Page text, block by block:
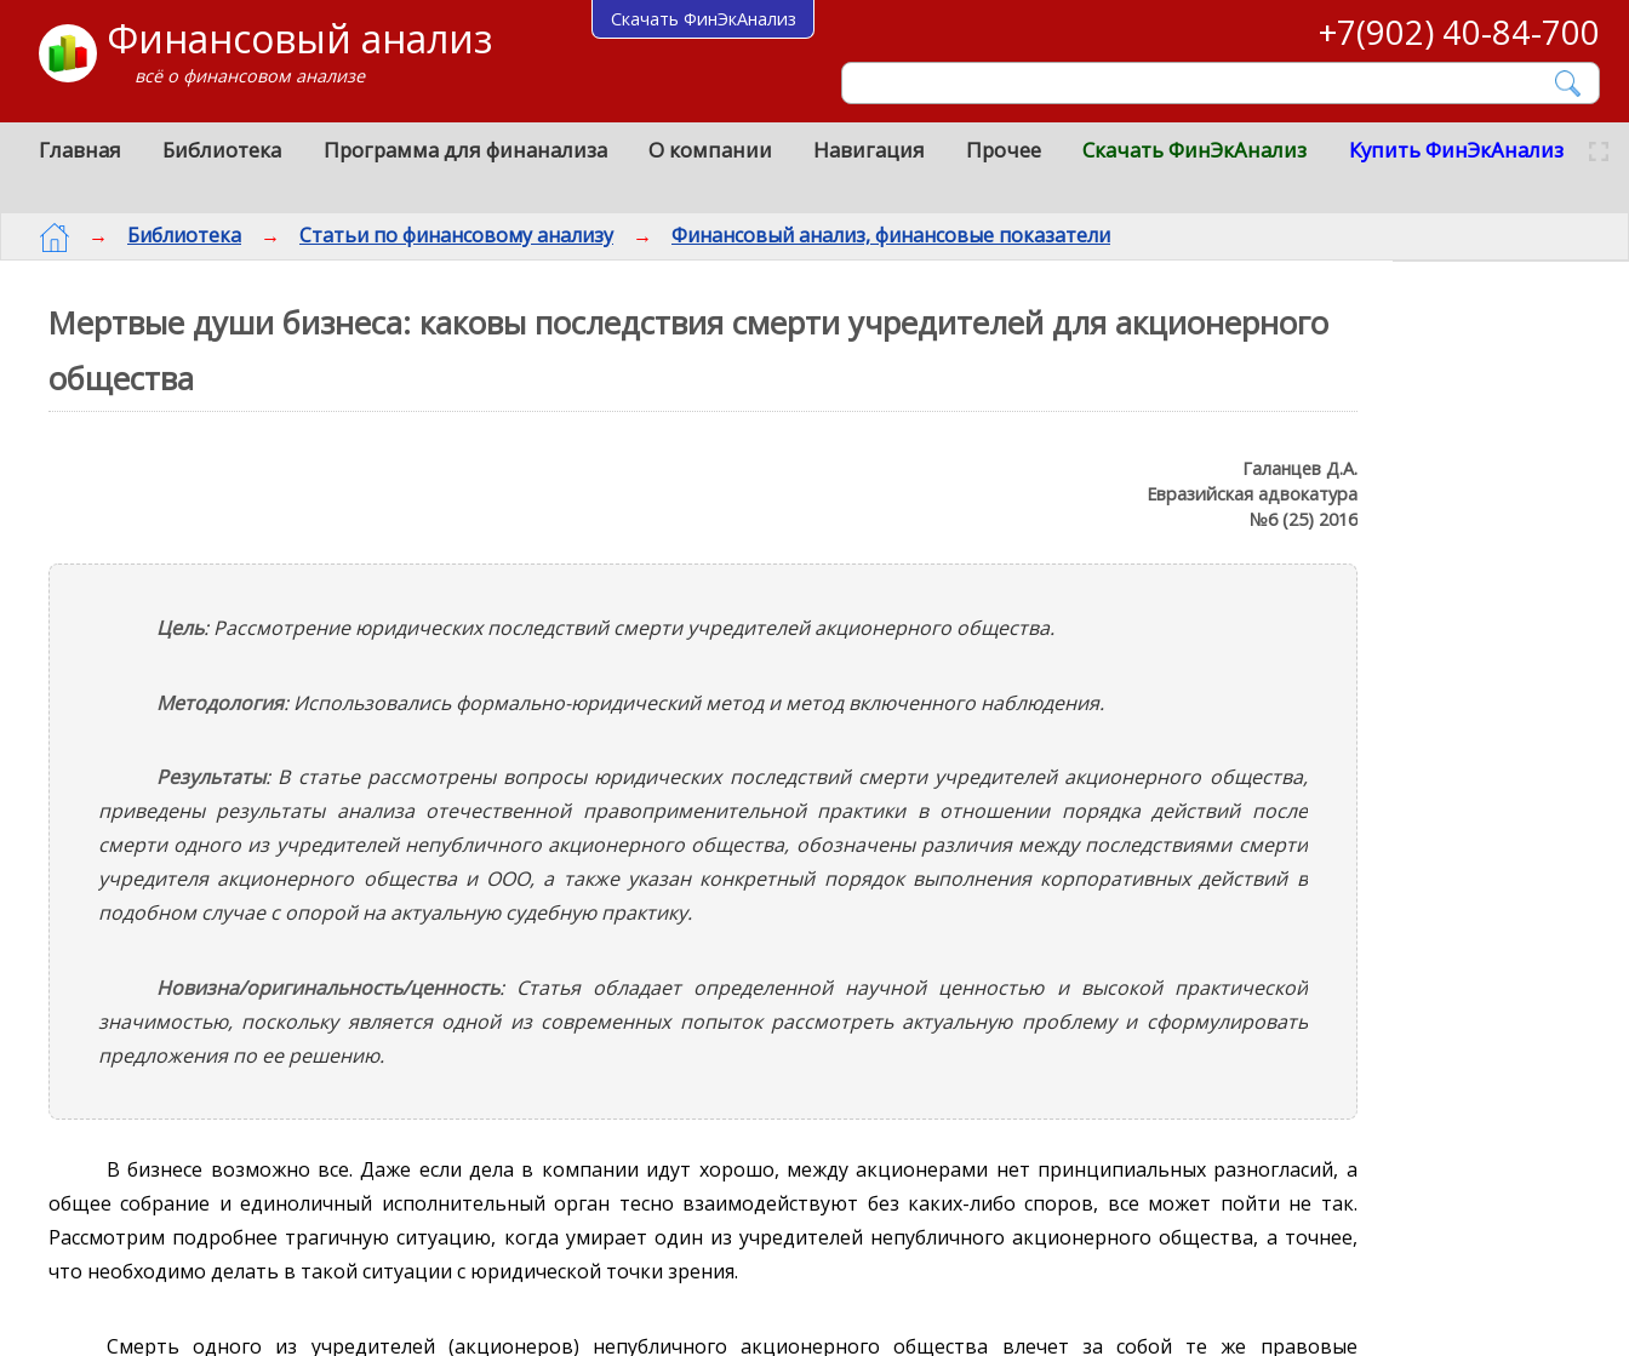
Финансовый анализ
всё о финансовом анализе
+7(902) 40-84-700
Главная Библиотека Программа для финанализа О компании Навигация Прочее Скачать ФинЭкАнализ Купить ФинЭкАнализ
→ Библиотека → Статьи по финансовому анализу → Финансовый анализ, финансовые показатели
Мертвые души бизнеса: каковы последствия смерти учредителей для акционерного
общества
Галанцев Д.А.
Евразийская адвокатура
№6 (25) 2016
Цель: Рассмотрение юридических последствий смерти учредителей акционерного общества.
Методология: Использовались формально-юридический метод и метод включенного наблюдения.
Результаты: В статье рассмотрены вопросы юридических последствий смерти учредителей акционерного общества,
приведены результаты анализа отечественной правоприменительной практики в отношении порядка действий после
смерти одного из учредителей непубличного акционерного общества, обозначены различия между последствиями смерти
учредителя акционерного общества и ООО, а также указан конкретный порядок выполнения корпоративных действий в
подобном случае с опорой на актуальную судебную практику.
Новизна/оригинальность/ценность: Статья обладает определенной научной ценностью и высокой практической
значимостью, поскольку является одной из современных попыток рассмотреть актуальную проблему и сформулировать
предложения по ее решению.
В бизнесе возможно все. Даже если дела в компании идут хорошо, между акционерами нет принципиальных разногласий, а
общее собрание и единоличный исполнительный орган тесно взаимодействуют без каких-либо споров, все может пойти не так.
Рассмотрим подробнее трагичную ситуацию, когда умирает один из учредителей непубличного акционерного общества, а точнее,
что необходимо делать в такой ситуации с юридической точки зрения.
Смерть одного из учредителей (акционеров) непубличного акционерного общества влечет за собой те же правовые
Скачать ФинЭкАнализ